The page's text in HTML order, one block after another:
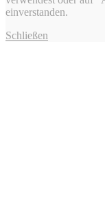
einverstanden.
Schließen